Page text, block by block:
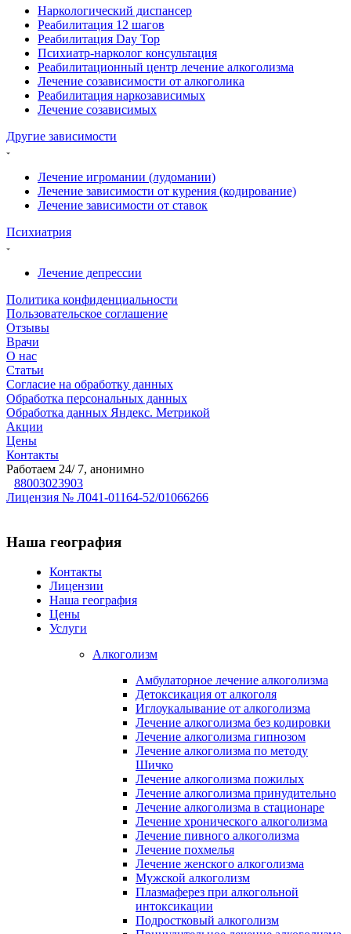
Наркологический диспансер
Реабилитация 12 шагов
Реабилитация Day Top
Психиатр-нарколог консультация
Реабилитационный центр лечение алкоголизма
Лечение созависимости от алкоголика
Реабилитация наркозависимых
Лечение созависимых
Другие зависимости
Лечение игромании (лудомании)
Лечение зависимости от курения (кодирование)
Лечение зависимости от ставок
Психиатрия
Лечение депрессии
Политика конфиденциальности
Пользовательское соглашение
Отзывы
Врачи
О нас
Статьи
Согласие на обработку данных
Обработка персональных данных
Обработка данных Яндекс. Метрикой
Акции
Цены
Контакты
Работаем 24/ 7, анонимно
88003023903
Лицензия № Л041-01164-52/01066266
Наша география
Контакты
Лицензии
Наша география
Цены
Услуги
Алкоголизм
Амбулаторное лечение алкоголизма
Детоксикация от алкоголя
Иглоукалывание от алкоголизма
Лечение алкоголизма без кодировки
Лечение алкоголизма гипнозом
Лечение алкоголизма по методу
Шичко
Лечение алкоголизма пожилых
Лечение алкоголизма принудительно
Лечение алкоголизма в стационаре
Лечение хронического алкоголизма
Лечение пивного алкоголизма
Лечение похмелья
Лечение женского алкоголизма
Мужской алкоголизм
Плазмаферез при алкогольной
интоксикации
Подростковый алкоголизм